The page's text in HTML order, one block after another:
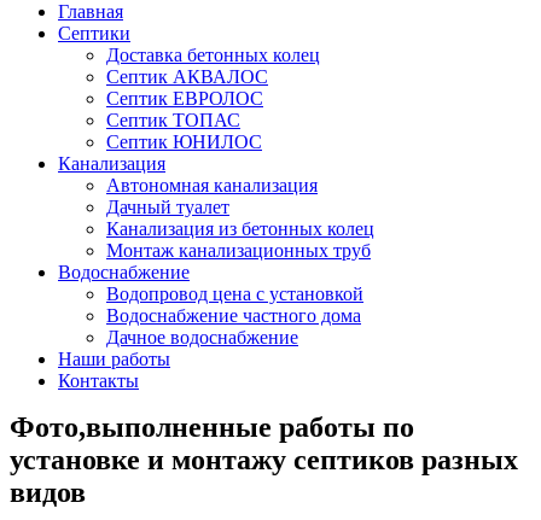
Главная
Септики
Доставка бетонных колец
Септик АКВАЛОС
Септик ЕВРОЛОС
Септик ТОПАС
Септик ЮНИЛОС
Канализация
Автономная канализация
Дачный туалет
Канализация из бетонных колец
Монтаж канализационных труб
Водоснабжение
Водопровод цена с установкой
Водоснабжение частного дома
Дачное водоснабжение
Наши работы
Контакты
Фото,выполненные работы по
установке и монтажу септиков разных
видов